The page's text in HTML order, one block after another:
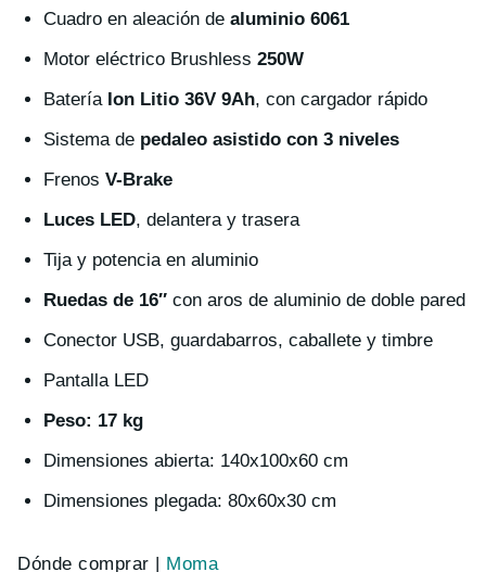
Cuadro en aleación de aluminio 6061
Motor eléctrico Brushless 250W
Batería Ion Litio 36V 9Ah, con cargador rápido
Sistema de pedaleo asistido con 3 niveles
Frenos V-Brake
Luces LED, delantera y trasera
Tija y potencia en aluminio
Ruedas de 16″ con aros de aluminio de doble pared
Conector USB, guardabarros, caballete y timbre
Pantalla LED
Peso: 17 kg
Dimensiones abierta: 140x100x60 cm
Dimensiones plegada: 80x60x30 cm
Dónde comprar | Moma